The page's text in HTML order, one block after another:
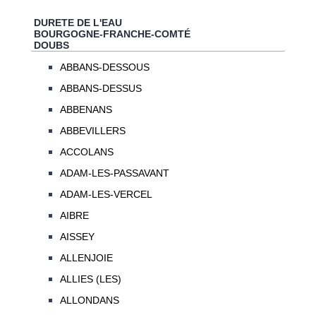
DURETE DE L'EAU
BOURGOGNE-FRANCHE-COMTÉ
DOUBS
ABBANS-DESSOUS
ABBANS-DESSUS
ABBENANS
ABBEVILLERS
ACCOLANS
ADAM-LES-PASSAVANT
ADAM-LES-VERCEL
AIBRE
AISSEY
ALLENJOIE
ALLIES (LES)
ALLONDANS